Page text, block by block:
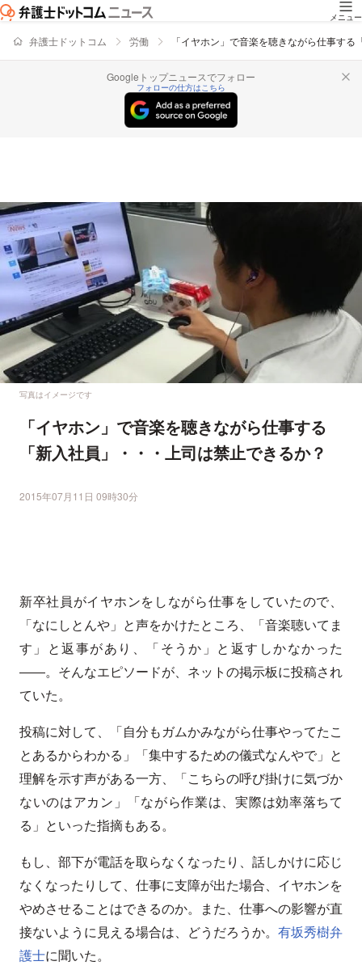
メニュー
弁護士ドットコム 労働 「イヤホン」で音楽を聴きながら仕事す
Googleトップニュースでフォロー
フォローの仕方はこちら
写真はイメージです
「イヤホン」で音楽を聴きながら仕事する
「新入社員」・・・上司は禁止できるか？
2015年07月11日 09時30分
新卒社員がイヤホンをしながら仕事をしていたので、
「なにしとんや」と声をかけたところ、「音楽聴いてま
す」と返事があり、「そうか」と返すしかなかった
――。そんなエピソードが、ネットの掲示板に投稿され
ていた。
投稿に対して、「自分もガムかみながら仕事やってたこ
とあるからわかる」「集中するための儀式なんやで」と
理解を示す声がある一方、「こちらの呼び掛けに気づか
ないのはアカン」「ながら作業は、実際は効率落ちて
る」といった指摘もある。
もし、部下が電話を取らなくなったり、話しかけに応じ
なくなったりして、仕事に支障が出た場合、イヤホンを
やめさせることはできるのか。また、仕事への影響が直
接ないように見える場合は、どうだろうか。 有坂秀樹弁
護士に聞いた。